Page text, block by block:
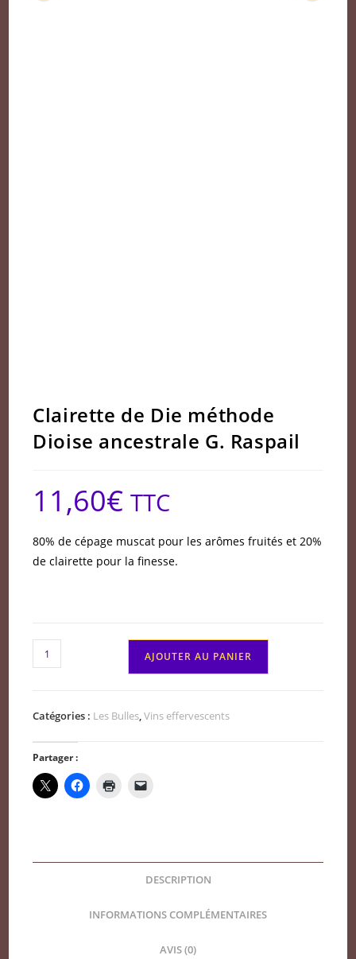
Clairette de Die méthode
Dioise ancestrale G. Raspail
11,60€ TTC
80% de cépage muscat pour les arômes fruités et 20%
de clairette pour la finesse.
quantité
de
méthode
Dioise
ancestrale
AJOUTER AU PANIER
Catégories : Les Bulles,Vins effervescents
Partager :
DESCRIPTION
INFORMATIONS COMPLÉMENTAIRES
AVIS (0)